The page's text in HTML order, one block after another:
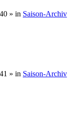
» in Saison-Archiv
» in Saison-Archiv